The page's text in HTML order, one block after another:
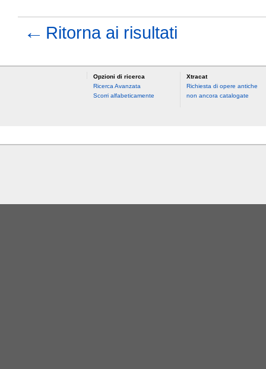
← Ritorna ai risultati
Opzioni di ricerca
Ricerca Avanzata
Scorri alfabeticamente
Xtracat
Richiesta di opere antiche
non ancora catalogate